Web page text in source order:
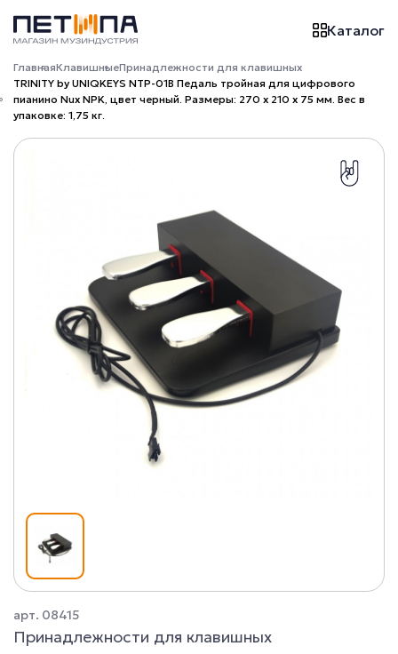
Каталог
ГлавнаяКлавишныеПринадлежности для клавишных
TRINITY by UNIQKEYS NTP-01B Педаль тройная для цифрового
пианино Nux NPK, цвет черный. Размеры: 270 х 210 х 75 мм. Вес в
упаковке: 1,75 кг.
арт. 08415
Принадлежности для клавишных